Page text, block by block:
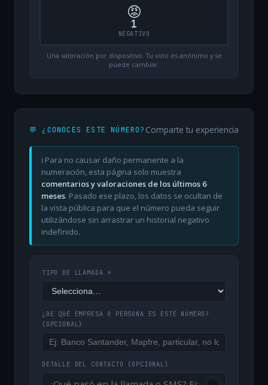
😡
1
NEGATIVO
Una valoración por dispositivo. Tu voto es anónimo y se
puede cambiar.
💬 ¿CONOCES ESTE NÚMERO? Comparte tu experiencia
ℹ️ Para no causar daño permanente a la
numeración, esta página solo muestra
comentarios y valoraciones de los últimos 6
meses. Pasado ese plazo, los datos se ocultan de
la vista pública para que el número pueda seguir
utilizándose sin arrastrar un historial negativo
indefinido.
TIPO DE LLAMADA *
¿DE QUÉ EMPRESA O PERSONA ES ESTE NÚMERO?
(OPCIONAL)
DETALLE DEL CONTACTO (OPCIONAL)